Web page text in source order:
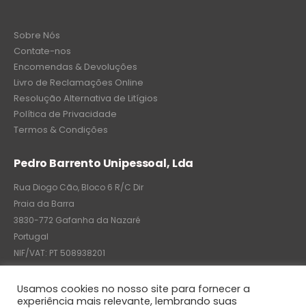
Sobre Nós
Contate-nos
Encomendas & Devoluções
Livro de Reclamações Online
Resolução Alternativa de Litígios
Política de Privacidade
Termos & Condições
Pedro Barrento Unipessoal, Lda
Rua Diogo Cão, Bloco 6 R/C Dir
Praia da Barra
3830-772 Gafanha da Nazaré
Portugal
NIF/VAT: PT 508938201
C.R.C.: 7004-8522-6075
Usamos cookies no nosso site para fornecer a
experiência mais relevante, lembrando suas